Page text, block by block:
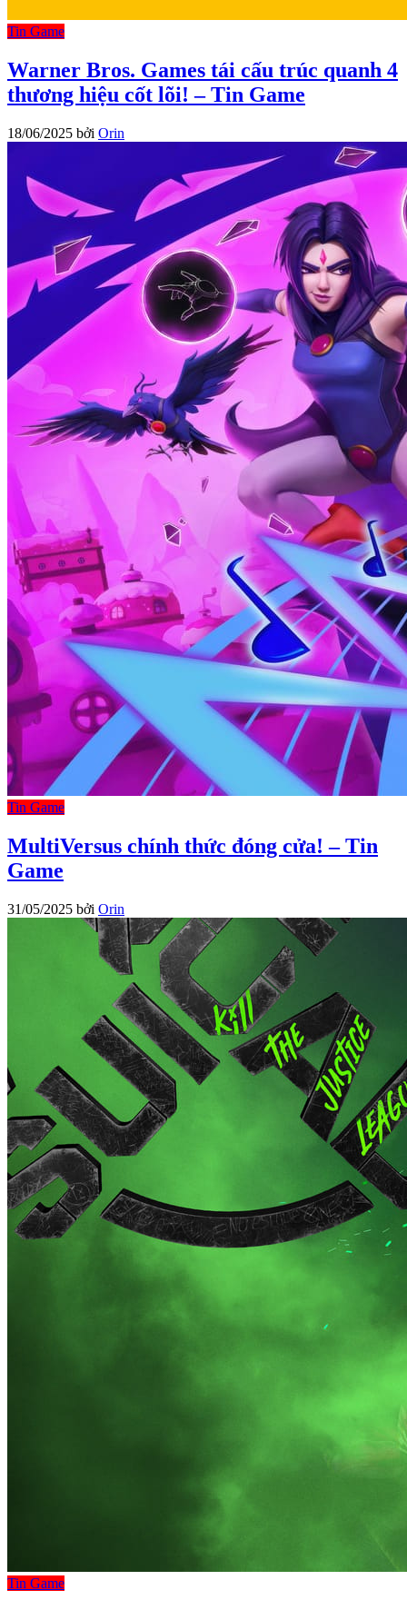
Tin Game
Warner Bros. Games tái cấu trúc quanh 4
thương hiệu cốt lõi! – Tin Game
18/06/2025 bởi Orin
Tin Game
MultiVersus chính thức đóng cửa! – Tin
Game
31/05/2025 bởi Orin
Tin Game